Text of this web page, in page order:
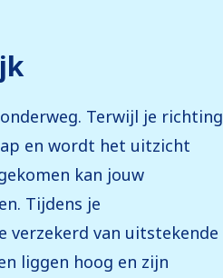
Terwijl je richting
en wordt het uitzicht
kan jouw
Tijdens je
van uitstekende
liggen hoog en zijn
in Frankrijk is dat veel
liggen. Zo stap je ’s
uit je skidag. De
snelle liften en
biedt een wintersport in
op de piste, ontdek